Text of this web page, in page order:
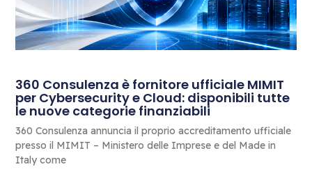
360 Consulenza è fornitore ufficiale MIMIT
per Cybersecurity e Cloud: disponibili tutte
le nuove categorie finanziabili
360 Consulenza annuncia il proprio accreditamento ufficiale
presso il MIMIT – Ministero delle Imprese e del Made in
Italy come